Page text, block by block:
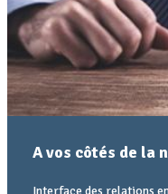
A vos côtés de la